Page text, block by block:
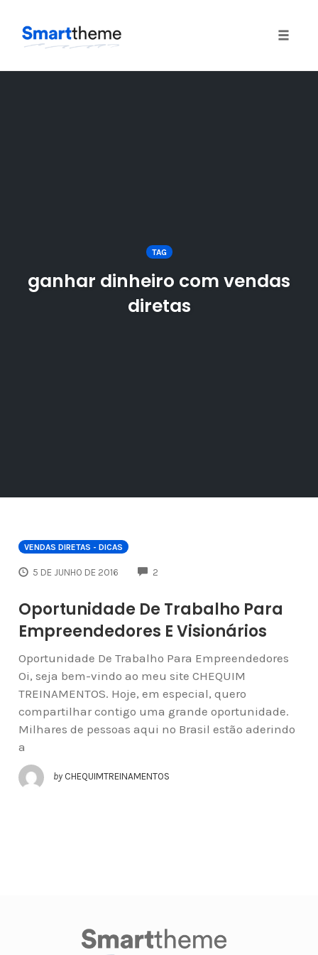
TAG
ganhar dinheiro com vendas
diretas
VENDAS DIRETAS - DICAS
5 DE JUNHO DE 2016 2
Oportunidade De Trabalho Para
Empreendedores E Visionários
Oportunidade De Trabalho Para Empreendedores
Oi, seja bem-vindo ao meu site CHEQUIM
TREINAMENTOS. Hoje, em especial, quero
compartilhar contigo uma grande oportunidade.
Milhares de pessoas aqui no Brasil estão aderindo
a
by CHEQUIMTREINAMENTOS